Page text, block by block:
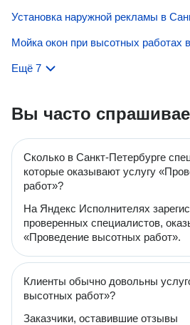
Ещё 7
Вы часто
Сколько в Санкт-Петербурге
которые оказывают услугу
работ»?
На Яндекс Исполнителях
проверенных специалистов,
«Проведение высотных работ».
Клиенты обычно довольны
высотных работ»?
Заказчики, оставившие отзывы